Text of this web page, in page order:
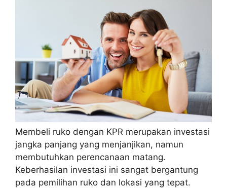
Membeli ruko dengan KPR merupakan investasi
jangka panjang yang menjanjikan, namun
membutuhkan perencanaan matang.
Keberhasilan investasi ini sangat bergantung
pada pemilihan ruko dan lokasi yang tepat.